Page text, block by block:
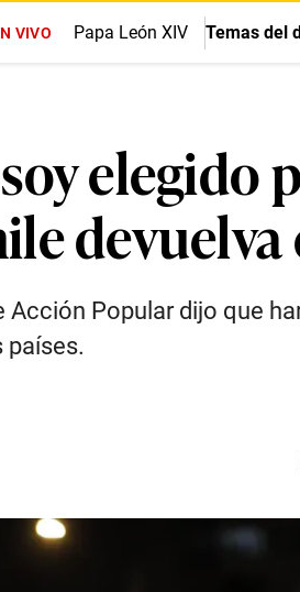
VIVO Papa León XIV Temas del
Popular dijo que
países.